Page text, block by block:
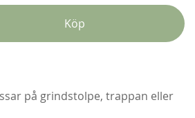
Köp
på grindstolpe, trappan eller